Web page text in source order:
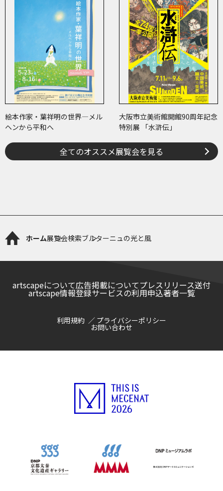
絵本作家・葉祥明の世界―メル
ヘンから平和へ
大阪市立美術館開館90周年記念
特別展 「水滸伝」
全てのオススメ展覧会を見る
ホーム展覧会検索ブルターニュの光と風
artscapeについて広告掲載についてプレスリリース送付
artscape情報登録サービスの利用申込著者一覧
利用規約 プライバシーポリシー
お問い合わせ